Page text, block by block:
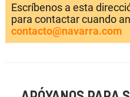
Escríbenos a esta
para contactar cuando
contacto@navarra.com